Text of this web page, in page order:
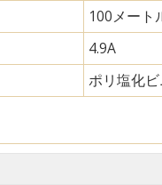
100メート
4.9A
ポリ塩化